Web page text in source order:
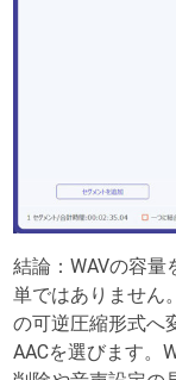
結論：WAVの容
単ではありません
の可逆圧縮形式へ
AACを選びます。